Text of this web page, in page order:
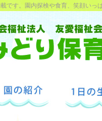
です。園内探検や食育、笑顔いっ